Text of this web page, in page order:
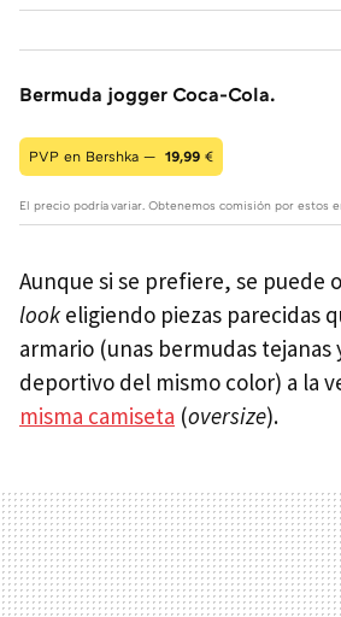
Bermuda jogger Coca-Cola.
PVP en Bershka — 19,99 €
El precio podría variar. Obtenemos comisión por estos
Aunque si se prefiere, se puede
look eligiendo piezas parecidas
armario (unas bermudas tejanas
deportivo del mismo color) a la
misma camiseta (oversize).